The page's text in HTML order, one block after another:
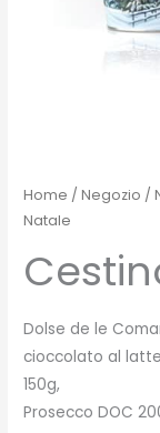
Home /Negozio /
Natale
Dolse de le
cioccolato al
150g,
Prosecco DOC